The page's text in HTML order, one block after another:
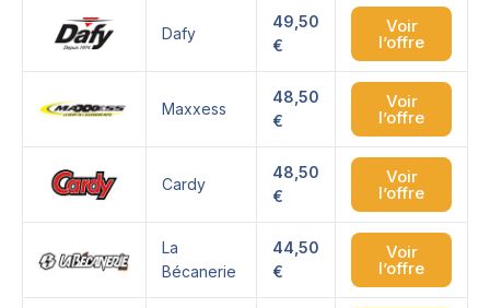
Dafy
49,50
€
Voir
l’offre
Maxxess
48,50
€
Voir
l’offre
Cardy
48,50
€
Voir
l’offre
La
Bécanerie
44,50
€
Voir
l’offre